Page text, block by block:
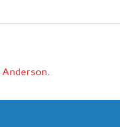
Anderson